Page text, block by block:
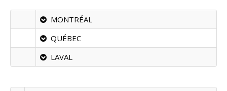
MONTRÉAL
QUÉBEC
LAVAL